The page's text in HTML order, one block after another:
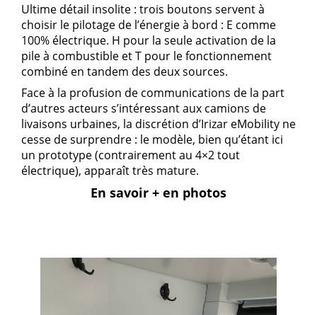
Ultime détail insolite : trois boutons servent à
choisir le pilotage de l’énergie à bord : E comme
100% électrique. H pour la seule activation de la
pile à combustible et T pour le fonctionnement
combiné en tandem des deux sources.
Face à la profusion de communications de la part
d’autres acteurs s’intéressant aux camions de
livaisons urbaines, la discrétion d’Irizar eMobility ne
cesse de surprendre : le modèle, bien qu’étant ici
un prototype (contrairement au 4×2 tout
électrique), apparaît très mature.
En savoir + en photos